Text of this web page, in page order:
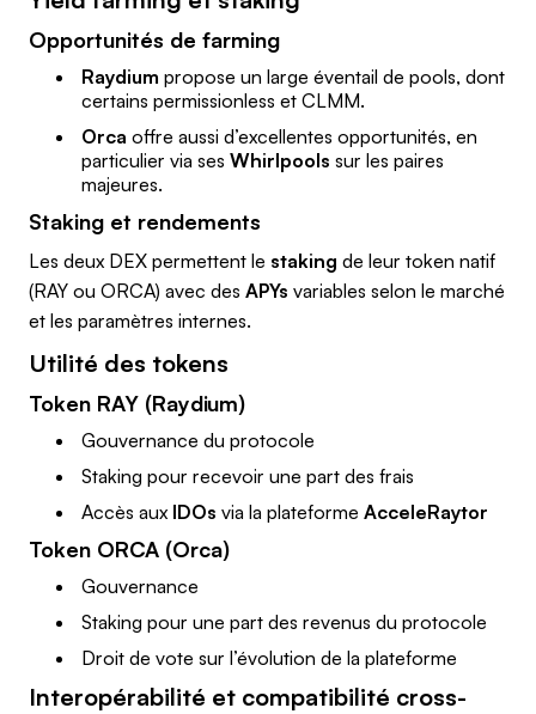
Opportunités de farming
Raydium propose un large éventail de pools, dont
certains permissionless et CLMM.
Orca offre aussi d’excellentes opportunités, en
particulier via ses Whirlpools sur les paires
majeures.
Staking et rendements
Les deux DEX permettent le staking de leur token natif
(RAY ou ORCA) avec des APYs variables selon le marché
et les paramètres internes.
Utilité des tokens
Token RAY (Raydium)
Gouvernance du protocole
Staking pour recevoir une part des frais
Accès aux IDOs via la plateforme AcceleRaytor
Token ORCA (Orca)
Gouvernance
Staking pour une part des revenus du protocole
Droit de vote sur l’évolution de la plateforme
Interopérabilité et compatibilité cross-